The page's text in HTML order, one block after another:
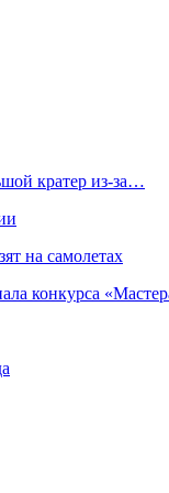
кратер из-за…
на самолетах
конкурса